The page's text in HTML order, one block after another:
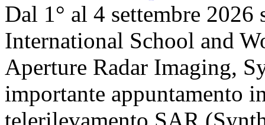
Dal 1° al 4 settembre
International School and
Aperture Radar Imaging,
importante appuntamento
telerilevamento SAR